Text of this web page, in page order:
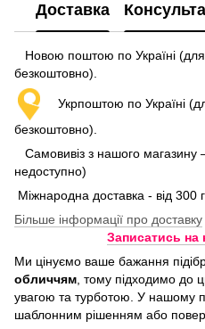
Доставка
Новою поштою по Україні (для
безкоштовно).
Укрпоштою по Україні
безкоштовно).
Самовивіз з нашого магазину
недоступно)
Міжнародна доставка - від 300
Більше інформації про доставку
Записатись на
Ми цінуємо ваше бажання
обличчям , тому підходимо до
увагою та турботою. У нашому
шаблонним рішенням або